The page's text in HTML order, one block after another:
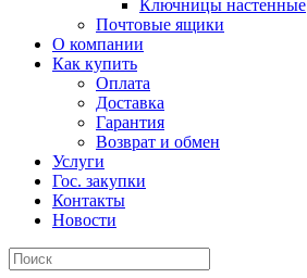
Ключницы настенные
Почтовые ящики
О компании
Как купить
Оплата
Доставка
Гарантия
Возврат и обмен
Услуги
Гос. закупки
Контакты
Новости